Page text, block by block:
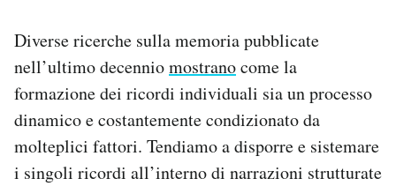
Diverse ricerche sulla memoria pubblicate
nell’ultimo decenniomostranocome la
formazione dei ricordi individuali sia un processo
dinamico e costantemente condizionato da
molteplici fattori. Tendiamo a disporre e sistemare
i singoli ricordi all’interno di narrazioni strutturate